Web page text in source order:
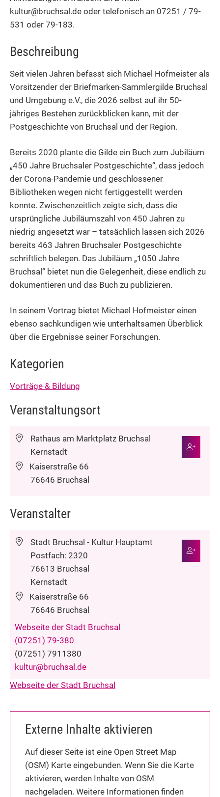
kultur@bruchsal.de oder telefonisch an 07251 / 79-
531 oder 79-183.
Beschreibung
Seit vielen Jahren befasst sich Michael Hofmeister als
Vorsitzender der Briefmarken-Sammlergilde Bruchsal
und Umgebung e.V., die 2026 selbst auf ihr 50-
jähriges Bestehen zurückblicken kann, mit der
Postgeschichte von Bruchsal und der Region.
Bereits 2020 plante die Gilde ein Buch zum Jubiläum
„450 Jahre Bruchsaler Postgeschichte“, dass jedoch
der Corona-Pandemie und geschlossener
Bibliotheken wegen nicht fertiggestellt werden
konnte. Zwischenzeitlich zeigte sich, dass die
ursprüngliche Jubiläumszahl von 450 Jahren zu
niedrig angesetzt war – tatsächlich lassen sich 2026
bereits 463 Jahren Bruchsaler Postgeschichte
schriftlich belegen. Das Jubiläum „1050 Jahre
Bruchsal“ bietet nun die Gelegenheit, diese endlich zu
dokumentieren und das Buch zu publizieren.
In seinem Vortrag bietet Michael Hofmeister einen
ebenso sachkundigen wie unterhaltsamen Überblick
über die Ergebnisse seiner Forschungen.
Kategorien
Vorträge & Bildung
Veranstaltungsort
Rathaus am Marktplatz Bruchsal
Kernstadt
Kaiserstraße 66
76646 Bruchsal
Veranstalter
Stadt Bruchsal - Kultur Hauptamt
Postfach: 2320
76613 Bruchsal
Kernstadt
Kaiserstraße 66
76646 Bruchsal
Webseite der Stadt Bruchsal
kultur@bruchsal.de
(07251) 79-380
(07251) 791 1380
Webseite der Stadt Bruchsal
Externe Inhalte aktivieren
Auf dieser Seite ist eine Open Street Map
(OSM) Karte eingebunden. Wenn Sie die Karte
aktivieren, werden Inhalte von OSM
nachgeladen. Weitere Informationen finden